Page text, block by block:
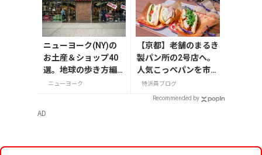
ニューヨーク(NY)の
お土産＆ショップ40
選。地球の歩き方編
集者セレクト！
ニューヨーク
【京都】老舗のまるき
製パン所の2号店へ。
人気こっぺパンを市役
所で味わう
特派員ブログ
Recommended by
AD